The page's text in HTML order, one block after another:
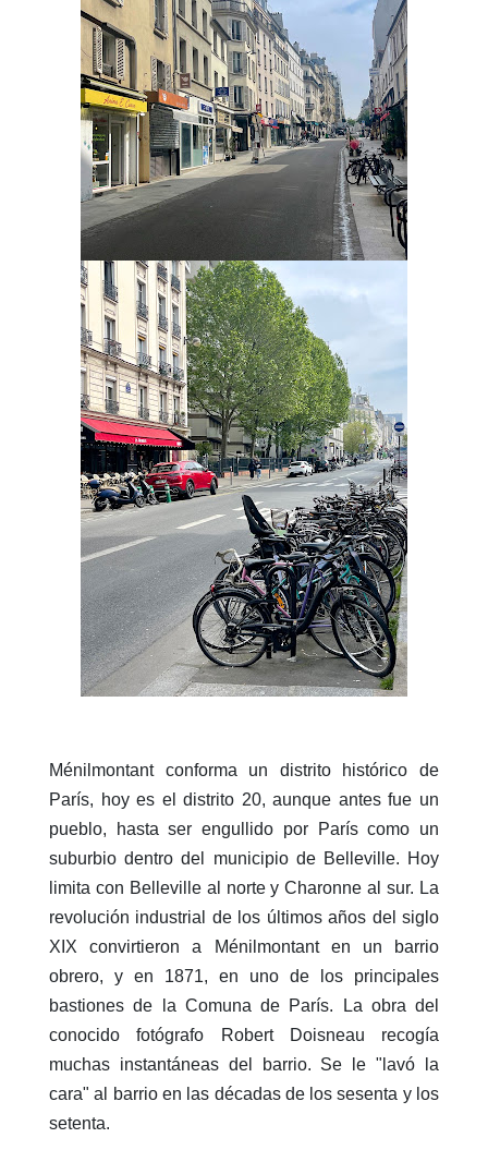
Ménilmontant conforma un distrito histórico de
París, hoy es el distrito 20, aunque antes fue un
pueblo, hasta ser engullido por París como un
suburbio dentro del municipio de Belleville. Hoy
limita con Belleville al norte y Charonne al sur. La
revolución industrial de los últimos años del siglo
XIX convirtieron a Ménilmontant en un barrio
obrero, y en 1871, en uno de los principales
bastiones de la Comuna de París. La obra del
conocido fotógrafo Robert Doisneau recogía
muchas instantáneas del barrio. Se le "lavó la
cara" al barrio en las décadas de los sesenta y los
setenta.